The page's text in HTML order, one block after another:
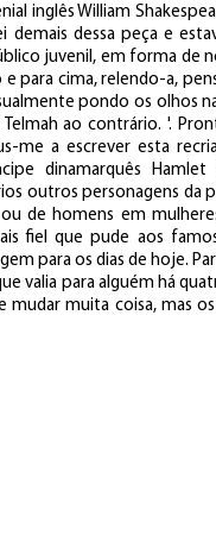
inglês William
demais dessa peça e
juvenil, em forma de
e para cima, relendo-a,
pondo os olhos
ao contrário. '.
me a escrever esta
dinamarquês
outros personagens
de homens em
fiel que pude aos
para os dias de hoje.
valia para alguém há
muita coisa, mas